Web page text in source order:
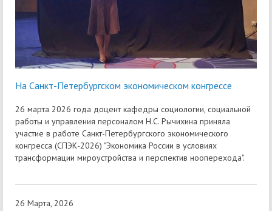
На Санкт-Петербургском экономическом конгрессе
26 марта 2026 года доцент кафедры социологии, социальной
работы и управления персоналом Н.С. Рычихина приняла
участие в работе Санкт-Петербургского экономического
конгресса (СПЭК-2026) "Экономика России в условиях
трансформации мироустройства и перспектив нооперехода".
26 Марта, 2026